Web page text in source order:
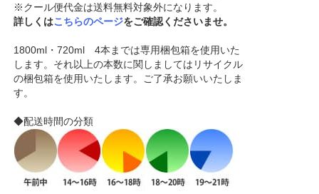
※クール便代金は送料無料対象外になります。
詳しくはこちらのページをご確認くださいませ。
1800ml・720ml 4本までは専用梱包箱を使用いた
します。それ以上の本数に関しましてはリサイクル
の梱包箱を使用いたします。ご了承お願いいたしま
す。
◆配送時間の分類